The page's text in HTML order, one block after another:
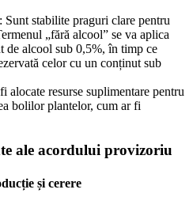
stabilite praguri clare pentru
„fără alcool” se va aplica
de alcool sub 0,5%, în timp ce
celor cu un conținut sub
alocate resurse suplimentare pentru
bolilor plantelor, cum ar fi
ale acordului provizoriu
și cerere